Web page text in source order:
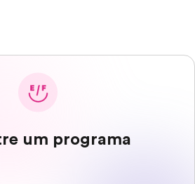
um programa